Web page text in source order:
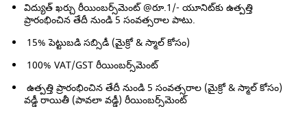
విద్యుత్ ఖర్చు రీయింబర్స్‌మెంట్ @రూ.1/- యూనిట్‌కు ఉత్పత్తి
ప్రారంభించిన తేదీ నుండి 5 సంవత్సరాల పాటు.
15% పెట్టుబడి సబ్సిడీ (మైక్రో & స్మాల్ కోసం)
100% VAT/GST రీయింబర్స్‌మెంట్
ఉత్పత్తి ప్రారంభించిన తేదీ నుండి 5 సంవత్సరాల (మైక్రో & స్మాల్ కోసం)
వడ్డీ రాయితీ (పావలా వడ్డీ) రీయింబర్స్‌మెంట్